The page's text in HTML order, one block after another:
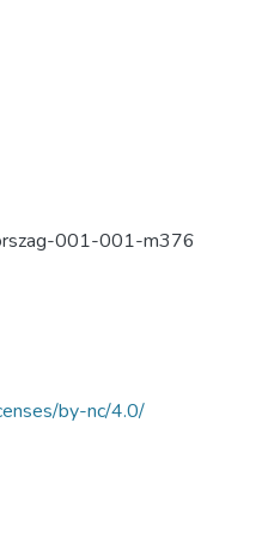
001-001-m376
by-nc/4.0/